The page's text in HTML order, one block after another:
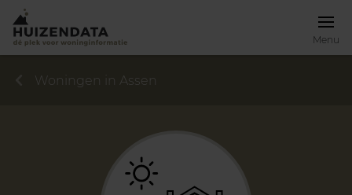
Menu
Woningen in Assen